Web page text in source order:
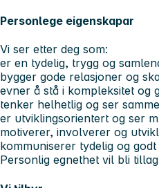
Personlege eigenskapar
Vi ser etter deg som:
er en tydelig, trygg og
bygger gode relasjoner og
evner å stå i kompleksitet og
tenker helhetlig og ser
er utviklingsorientert og ser
motiverer, involverer og
kommuniserer tydelig og godt
Personlig egnethet vil bli